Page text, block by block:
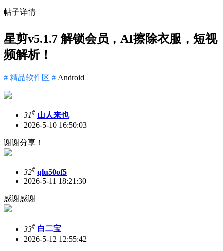
帖子详情
星剪v5.1.7 解锁会员，AI擦除衣服，短视
频解析！
# 精品软件区 # Android
31# 山人来也
2026-5-10 16:50:03
谢谢分享！
32# qlu50of5
2026-5-11 18:21:30
感谢感谢
33# 白二宝
2026-5-12 12:55:42